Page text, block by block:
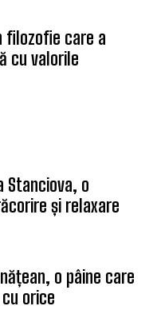
filozofie care a
cu valorile
Stanciova, o
și relaxare
o pâine care
orice